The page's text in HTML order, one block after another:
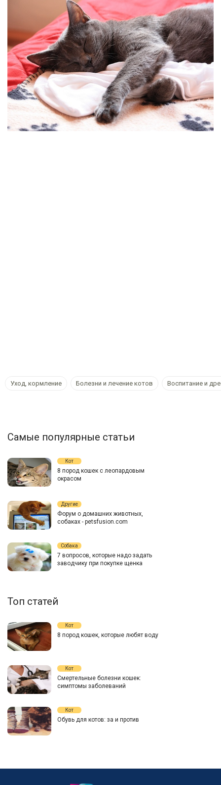
Уход, кормление Болезни и лечение котов Воспитание и
Самые популярные статьи
Кот
8 пород кошек с леопардовым
окрасом
Другие
Форум о домашних животных,
собаках - petsfusion.com
Собака
7 вопросов, которые надо задать
заводчику при покупке щенка
Топ статей
Кот
8 пород кошек, которые любят воду
Кот
Смертельные болезни кошек:
симптомы заболеваний
Кот
Обувь для котов: за и против